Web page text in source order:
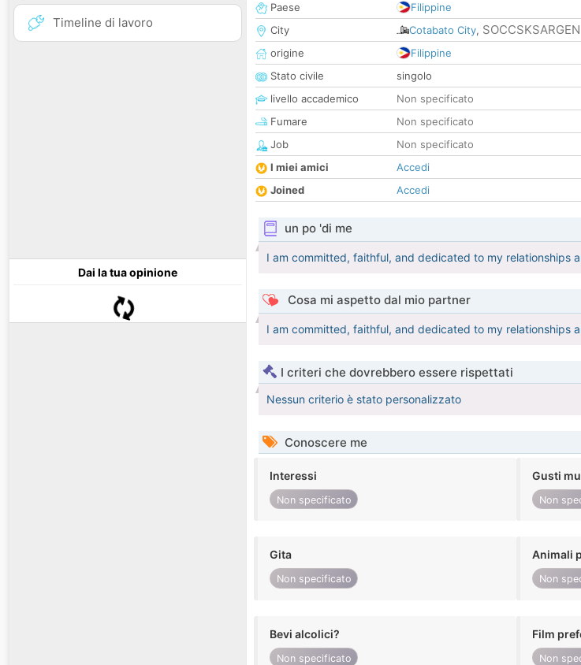
Timeline di lavoro
Dai la tua opinione
Paese
Filippine
City
Cotabato City, SOCCSKSARGEN
origine
Filippine
Stato civile
singolo
livello accademico
Non specificato
Fumare
Non specificato
Job
Non specificato
I miei amici
Accedi
Joined
Accedi
un po 'di me
I am committed, faithful, and dedicated to my relationships
Cosa mi aspetto dal mio partner
I am committed, faithful, and dedicated to my relationships
I criteri che dovrebbero essere rispettati
Nessun criterio è stato personalizzato
Conoscere me
Interessi
Non specificato
Gusti
Non
Gita
Non specificato
Animali
Non
Bevi alcolici?
Non specificato
Film
Non